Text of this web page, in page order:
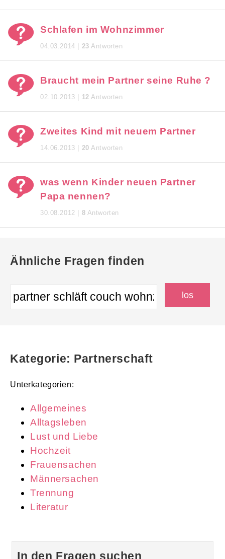
Schlafen im Wohnzimmer
04.03.2014 | 23 Antworten
Braucht mein Partner seine Ruhe ?
02.10.2013 | 12 Antworten
Zweites Kind mit neuem Partner
14.06.2013 | 20 Antworten
was wenn Kinder neuen Partner
Papa nennen?
30.08.2012 | 8 Antworten
Ähnliche Fragen finden
Kategorie: Partnerschaft
Unterkategorien:
Allgemeines
Alltagsleben
Lust und Liebe
Hochzeit
Frauensachen
Männersachen
Trennung
Literatur
In den Fragen suchen